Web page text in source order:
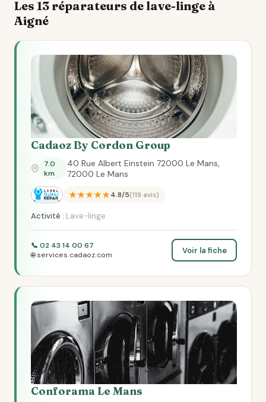
Les 13 réparateurs de lave-linge à
Aigné
Cadaoz By Cordon Group
7.0
km
40 Rue Albert Einstein 72000 Le Mans,
72000 Le Mans
★★★★★4.8/5(119 avis)
Activité : Lave-linge
📞 02 43 14 00 67
🌐 services.cadaoz.com
Voir la fiche
Conforama Le Mans